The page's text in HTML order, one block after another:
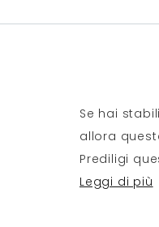
Se hai
allora
Prediligi
Leggi di più